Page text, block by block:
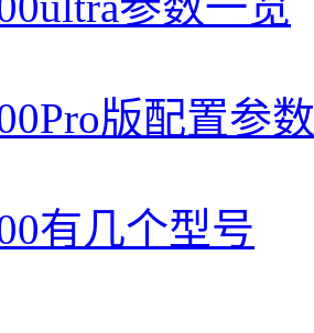
版配置参数
有几个型号